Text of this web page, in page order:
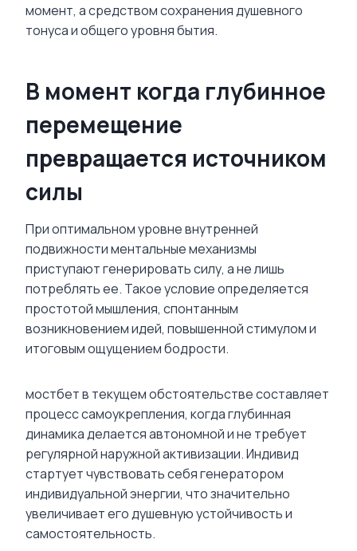
момент, а средством сохранения душевного
тонуса и общего уровня бытия.
В момент когда глубинное
перемещение
превращается источником
силы
При оптимальном уровне внутренней
подвижности ментальные механизмы
приступают генерировать силу, а не лишь
потреблять ее. Такое условие определяется
простотой мышления, спонтанным
возникновением идей, повышенной стимулом и
итоговым ощущением бодрости.
мостбет в текущем обстоятельстве составляет
процесс самоукрепления, когда глубинная
динамика делается автономной и не требует
регулярной наружной активизации. Индивид
стартует чувствовать себя генератором
индивидуальной энергии, что значительно
увеличивает его душевную устойчивость и
самостоятельность.